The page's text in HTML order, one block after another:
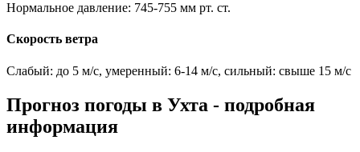
Нормальное давление: 745-755 мм рт. ст.
Скорость ветра
Слабый: до 5 м/с, умеренный: 6-14 м/с, сильный: свыше 15 м/с
Прогноз погоды в Ухта - подробная
информация